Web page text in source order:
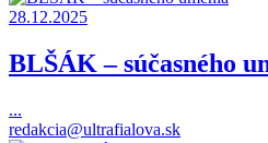
28.12.2025
BLŠÁK – súčasného
...
redakcia@ultrafialova.sk